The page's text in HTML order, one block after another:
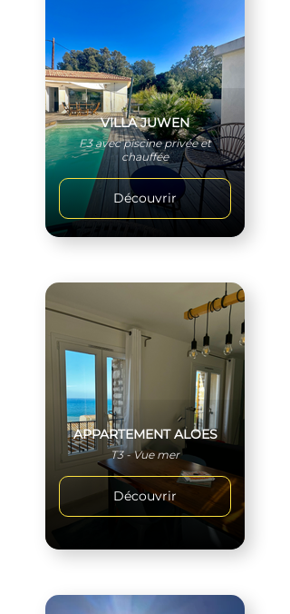
VILLA JUWEN
F3 avec piscine privée et
chauffée
Découvrir
APPARTEMENT ALOES
T3 - Vue mer
Découvrir